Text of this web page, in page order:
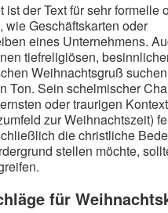
ist der Text für sehr formelle
wie Geschäftskarten oder
eines Unternehmens.
tiefreligiösen,
Weihnachtsgruß
Ton. Sein schelmischer
oder traurigen
zur Weihnachtszeit)
die christliche
stellen möchte,
für